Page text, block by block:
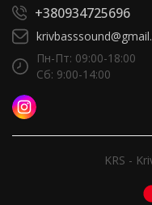
+380934725696
Пн-Пт: 09:00-18:00
Сб: 9:00-14:00
KRS -